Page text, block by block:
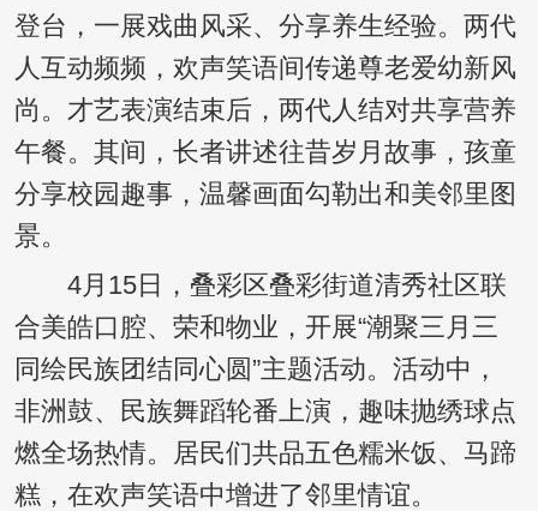
登台，一展戏曲风采、分享养生经验。两代
人互动频频，欢声笑语间传递尊老爱幼新风
尚。才艺表演结束后，两代人结对共享营养
午餐。其间，长者讲述往昔岁月故事，孩童
分享校园趣事，温馨画面勾勒出和美邻里图
景。
4月15日，叠彩区叠彩街道清秀社区联
合美皓口腔、荣和物业，开展“潮聚三月三
同绘民族团结同心圆”主题活动。活动中，
非洲鼓、民族舞蹈轮番上演，趣味抛绣球点
燃全场热情。居民们共品五色糯米饭、马蹄
糕，在欢声笑语中增进了邻里情谊。